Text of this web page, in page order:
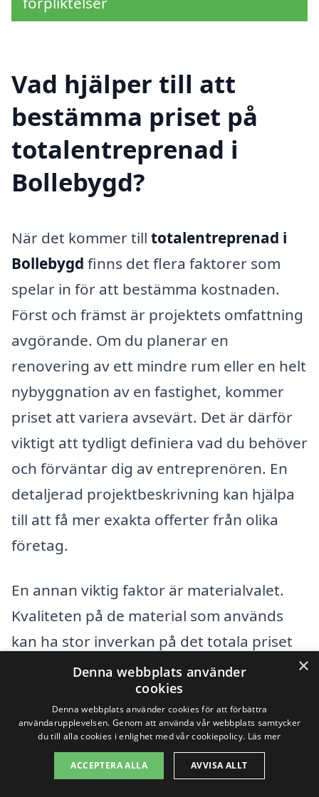
Vad hjälper till att
bestämma priset på
totalentreprenad i
Bollebygd?
När det kommer till totalentreprenad i
Bollebygd finns det flera faktorer som
spelar in för att bestämma kostnaden.
Först och främst är projektets omfattning
avgörande. Om du planerar en
renovering av ett mindre rum eller en helt
nybyggnation av en fastighet, kommer
priset att variera avsevärt. Det är därför
viktigt att tydligt definiera vad du behöver
och förväntar dig av entreprenören. En
detaljerad projektbeskrivning kan hjälpa
till att få mer exakta offerter från olika
företag.
En annan viktig faktor är materialvalet.
Kvaliteten på de material som används
kan ha stor inverkan på det totala priset
totalentreprenad. Högkvalitativa
material, som ekologiska alternativ eller
specialbeställda produkter, kan öka
kostnaden, men kan också ge långsiktig
hållbarhet och värde. Även
×
Denna webbplats använder
cookies
Denna webbplats använder cookies för att förbättra
användarupplevelsen. Genom att använda vår webbplats samtycker
du till alla cookies i enlighet med vår cookiepolicy. Läs mer
ACCEPTERA ALLA AVVISA ALLT